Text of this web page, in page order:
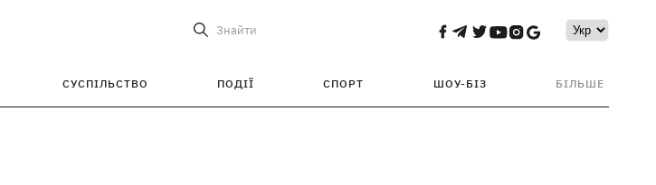
Знайти
СУСПІЛЬСТВО ПОДІЇ СПОРТ ШОУ-БІЗ БІЛЬШЕ